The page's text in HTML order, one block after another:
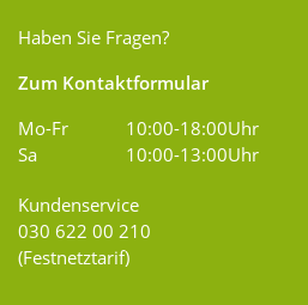
Haben Sie Fragen?
Zum Kontaktformular
Mo-Fr
10:00-18:00Uhr
Sa
10:00-13:00Uhr
Kundenservice
030 622 00 210
(Festnetztarif)